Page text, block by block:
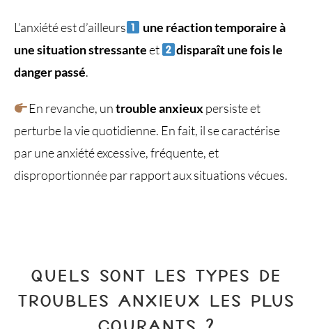
L’anxiété est d’ailleurs
une réaction temporaire à
une situation stressanteet
disparaît une fois le
danger passé.
En revanche, untrouble anxieuxpersiste et
perturbe la vie quotidienne. En fait, il se caractérise
par une anxiété excessive, fréquente, et
disproportionnée par rapport aux situations vécues.
QUELS SONT LES TYPES DE
TROUBLES ANXIEUX LES PLUS